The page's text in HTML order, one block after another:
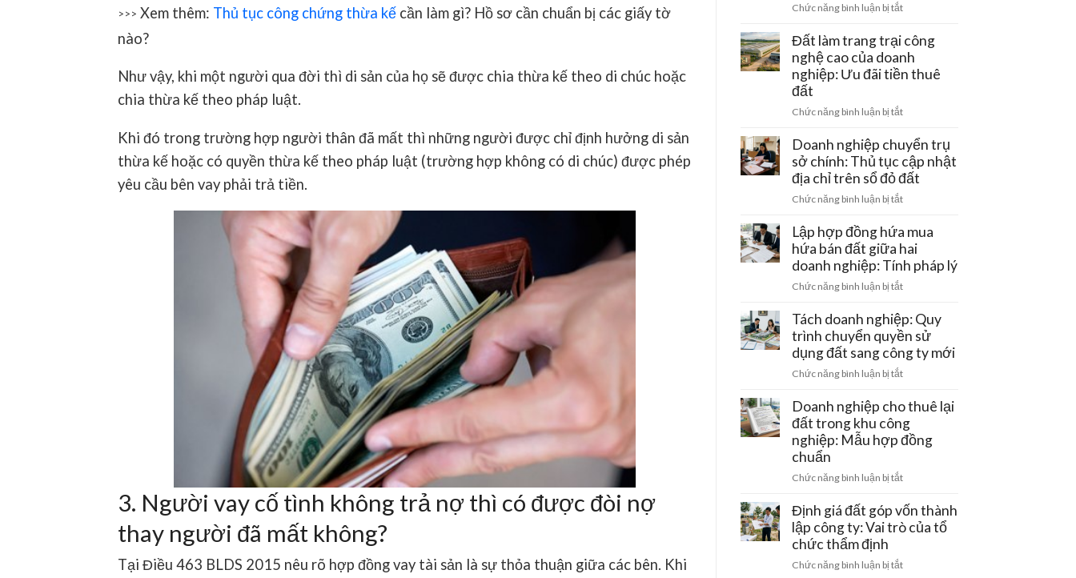
>>> Xem thêm: Thủ tục công chứng thừa kế cần làm gì? Hồ sơ cần chuẩn bị các giấy tờ
nào?
Như vậy, khi một người qua đời thì di sản của họ sẽ được chia thừa kế theo di chúc hoặc
chia thừa kế theo pháp luật.
Khi đó trong trường hợp người thân đã mất thì những người được chỉ định hưởng di sản
thừa kế hoặc có quyền thừa kế theo pháp luật (trường hợp không có di chúc) được phép
yêu cầu bên vay phải trả tiền.
3. Người vay cố tình không trả nợ thì có được đòi nợ
thay người đã mất không?
Tại Điều 463 BLDS 2015 nêu rõ hợp đồng vay tài sản là sự thỏa thuận giữa các bên. Khi
mua
đai
bằng
giấy
và
gỡ
nút
thắt
Chức năng bình luận bị tắtở
lý
đất
doanh
nghiệp
bị
hồi
giấy
phép
doanh
Đất làm trang trại công
nghệ cao của doanh
nghiệp: Ưu đãi tiền thuê
đất
Chức năng bình luận bị tắtở
làm
trang
trại
công
nghệ
của
doanh
nghiệp:
đãi
thuê
đất
Doanh nghiệp chuyển trụ
sở chính: Thủ tục cập nhật
địa chỉ trên sổ đỏ đất
Chức năng bình luận bị tắtở
nghiệp
chuyển
trụ
sở
chính:
tục
cập
nhật
chỉ
sổ
đỏ
đất
Lập hợp đồng hứa mua
hứa bán đất giữa hai
doanh nghiệp: Tính pháp lý
Chức năng bình luận bị tắtở
hợp
đồng
hứa
mua
hứa
đất
giữa
hai
Tính
lý
Tách doanh nghiệp: Quy
trình chuyển quyền sử
dụng đất sang công ty mới
Chức năng bình luận bị tắtở
doanh
nghiệp:
Quy
trình
quyền
dụng
đất
ty
Doanh nghiệp cho thuê lại
đất trong khu công
nghiệp: Mẫu hợp đồng
chuẩn
Chức năng bình luận bị tắtở
nghiệp
cho
đất
Định giá đất góp vốn thành
lập công ty: Vai trò của tổ
chức thẩm định
Chức năng bình luận bị tắtở